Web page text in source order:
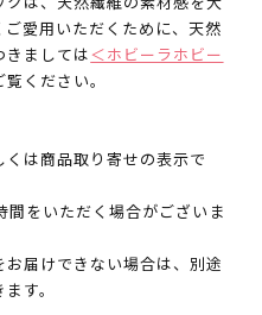
愛用いただくために、天然
ましては＜ホビーラホビー
覧ください。
は商品取り寄せの表示で
をいただく場合がございま
届けできない場合は、別途
す。